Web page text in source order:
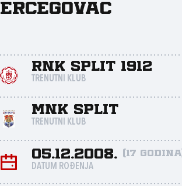
Ercegovac
RNK Split 1912
TRENUTNI KLUB
MNK Split
TRENUTNI KLUB
05.12.2008. (17 godina)
DATUM ROĐENJA